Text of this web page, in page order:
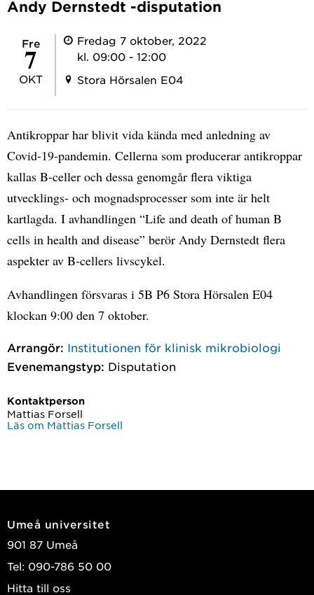
Andy Dernstedt -disputation
fre
7
OKT
Fredag 7 oktober, 2022
kl. 09:00 - 12:00
Stora Hörsalen E04
Antikroppar har blivit vida kända med anledning av
Covid-19-pandemin. Cellerna som producerar antikroppar
kallas B-celler och dessa genomgår flera viktiga
utvecklings- och mognadsprocesser som inte är helt
kartlagda. I avhandlingen “Life and death of human B
cells in health and disease” berör Andy Dernstedt flera
aspekter av B-cellers livscykel.
Avhandlingen försvaras i 5B P6 Stora Hörsalen E04
klockan 9:00 den 7 oktober.
Arrangör: Institutionen för klinisk mikrobiologi
Evenemangstyp: Disputation
Kontaktperson
Mattias Forsell
Läs om Mattias Forsell
Umeå universitet
901 87 Umeå
Tel: 090-786 50 00
Hitta till oss